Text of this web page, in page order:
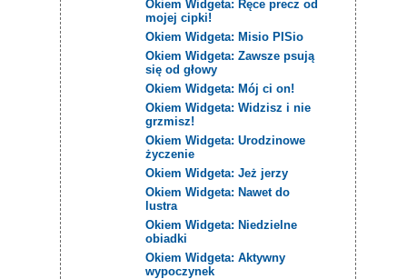
Okiem Widgeta: Ręce precz od
mojej cipki!
Okiem Widgeta: Misio PISio
Okiem Widgeta: Zawsze psują
się od głowy
Okiem Widgeta: Mój ci on!
Okiem Widgeta: Widzisz i nie
grzmisz!
Okiem Widgeta: Urodzinowe
życzenie
Okiem Widgeta: Jeż jerzy
Okiem Widgeta: Nawet do
lustra
Okiem Widgeta: Niedzielne
obiadki
Okiem Widgeta: Aktywny
wypoczynek